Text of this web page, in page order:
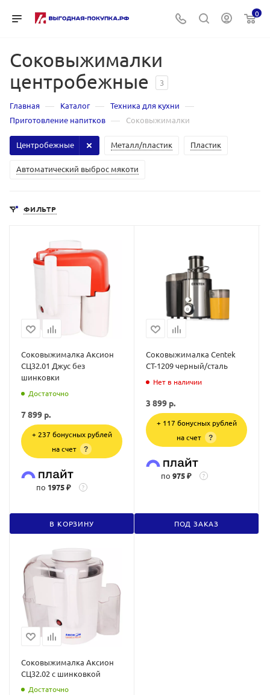
0
Соковыжималки
центробежные
3
Главная — Каталог — Техника для кухни —
Приготовление напитков — Соковыжималки
Металл/пластик Пластик
Автоматический выброс мякоти
Центробежные
ФИЛЬТР
Соковыжималка Аксион
СЦ32.01 Джус без
шинковки
Достаточно
7 899 р.
+ 237 бонусных рублей
на счет
?
по 1975 ₽ ?
В КОРЗИНУ
Соковыжималка Centek
CT-1209 черный/сталь
Нет в наличии
3 899 р.
+ 117 бонусных рублей
на счет
?
по 975 ₽ ?
ПОД ЗАКАЗ
Соковыжималка Аксион
СЦ32.02 с шинковкой
Достаточно